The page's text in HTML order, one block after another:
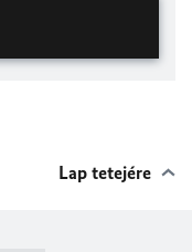
Lap tetejére